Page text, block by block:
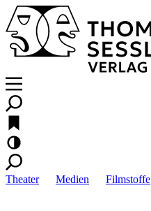
Theater Medien Filmstoffe